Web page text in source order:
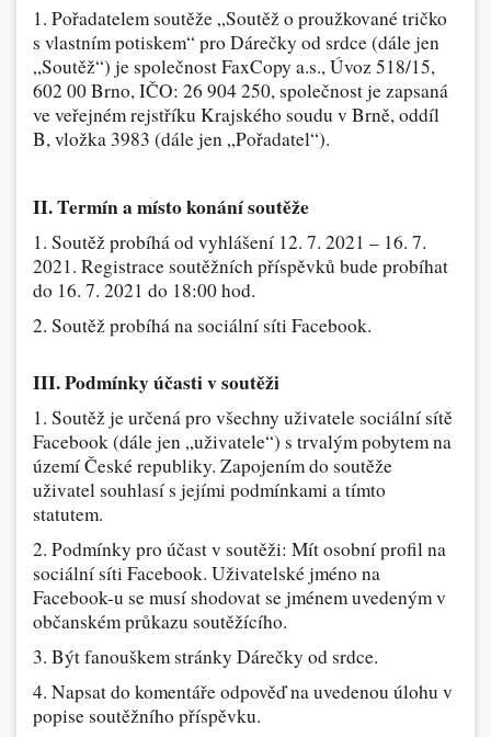
Přívěsky, dog tagy, odznaky
Tašky, vaky, ruksaky
Dárečky
PO-PÁ 8:00 - 16:00
Novinky Blog
Kontakty
1. Pořadatelem soutěže „Soutěž o proužkované tričko
s vlastním potiskem“ pro Dárečky od srdce (dále jen
„Soutěž“) je společnost FaxCopy a.s., Úvoz 518/15,
602 00 Brno, IČO: 26 904 250, společnost je zapsaná
ve veřejném rejstříku Krajského soudu v Brně, oddíl
B, vložka 3983 (dále jen „Pořadatel“).
II. Termín a místo konání soutěže
1. Soutěž probíhá od vyhlášení 12. 7. 2021 – 16. 7.
2021. Registrace soutěžních příspěvků bude probíhat
do 16. 7. 2021 do 18:00 hod.
2. Soutěž probíhá na sociální síti Facebook.
III. Podmínky účasti v soutěži
1. Soutěž je určená pro všechny uživatele sociální sítě
Facebook (dále jen „uživatele“) s trvalým pobytem na
území České republiky. Zapojením do soutěže
uživatel souhlasí s jejími podmínkami a tímto
statutem.
2. Podmínky pro účast v soutěži: Mít osobní profil na
sociální síti Facebook. Uživatelské jméno na
Facebook-u se musí shodovat se jménem uvedeným v
občanském průkazu soutěžícího.
3. Být fanouškem stránky Dárečky od srdce.
4. Napsat do komentáře odpověď na uvedenou úlohu v
popise soutěžního příspěvku.